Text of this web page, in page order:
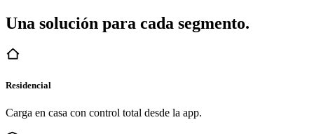
Una solución para cada segmento.
Residencial
Carga en casa con control total desde la app.